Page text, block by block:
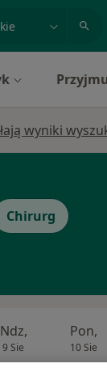
wyniki
Chirurg
Ndz,
9 Sie
Pon,
10 Sie